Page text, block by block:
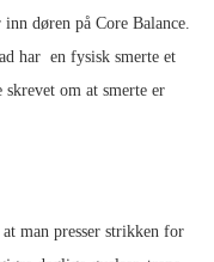
døren på Core Balance.
har en fysisk smerte et
om at smerte er
man presser strikken for